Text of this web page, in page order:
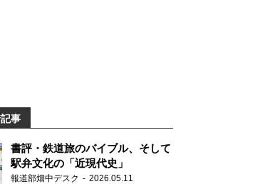
事
書評・鉄道旅のバイブル、そして
駅弁文化の「近現代史」
報道部畑中デスク 2026.05.11